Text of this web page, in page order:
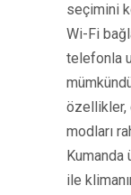
seçimini
Wi-Fi
telefonla
özellikler,
modları
Kumanda
ile